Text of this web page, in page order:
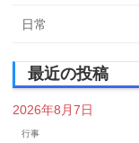
日常
最近の投稿
2026年8月7日
行事